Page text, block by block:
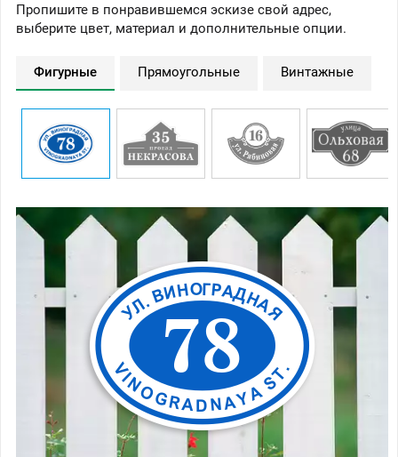
Пропишите в понравившемся эскизе свой адрес,
выберите цвет, материал и дополнительные опции.
Фигурные Прямоугольные Винтажные
УЛ
.ВИНОГРАДНАЯ
.
T
S
A
Y
A
N
D
A
R
G
O
N
I
V 78